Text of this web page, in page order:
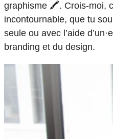
graphisme 🖍️. Crois-moi,
incontournable, que tu
seule ou avec l’aide
branding et du design.